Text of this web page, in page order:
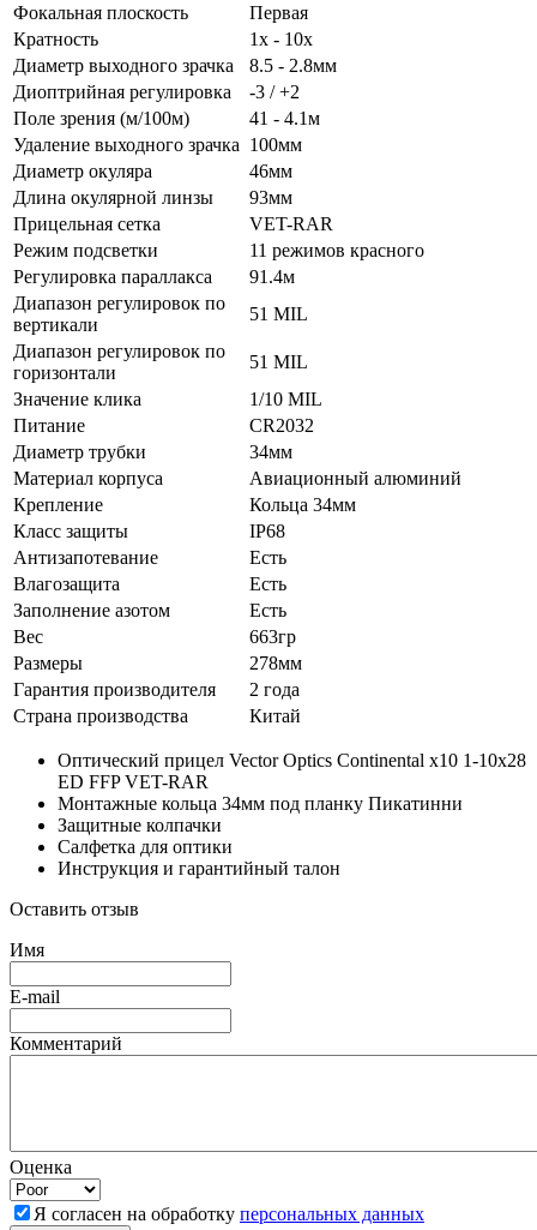
Фокальная плоскость
Первая
Кратность
1x - 10x
Диаметр выходного зрачка
8.5 - 2.8мм
Диоптрийная регулировка
-3 / +2
Поле зрения (м/100м)
41 - 4.1м
Удаление выходного зрачка 100мм
Диаметр окуляра
46мм
Длина окулярной линзы
93мм
Прицельная сетка
VET-RAR
Режим подсветки
11 режимов красного
Регулировка параллакса
91.4м
Диапазон регулировок по
вертикали
51 MIL
Диапазон регулировок по
горизонтали
51 MIL
Значение клика
1/10 MIL
Питание
CR2032
Диаметр трубки
34мм
Материал корпуса
Авиационный алюминий
Крепление
Кольца 34мм
Класс защиты
IP68
Антизапотевание
Есть
Влагозащита
Есть
Заполнение азотом
Есть
Вес
663гр
Размеры
278мм
Гарантия производителя
2 года
Страна производства
Китай
Оптический прицел Vector Optics Continental x10 1-10x28
ED FFP VET-RAR
Монтажные кольца 34мм под планку Пикатинни
Защитные колпачки
Салфетка для оптики
Инструкция и гарантийный талон
Оставить отзыв
Имя
E-mail
Комментарий
Оценка
Я согласен на обработку персональных данных